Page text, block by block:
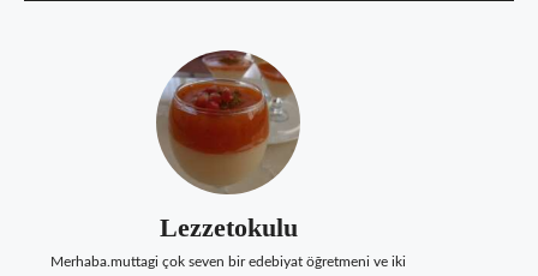
Lezzetokulu
Merhaba.muttagi çok seven bir edebiyat öğretmeni ve iki